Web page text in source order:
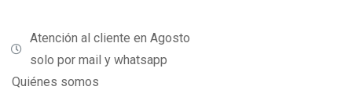
Atención al cliente en Agosto
solo por mail y whatsapp
Quiénes somos